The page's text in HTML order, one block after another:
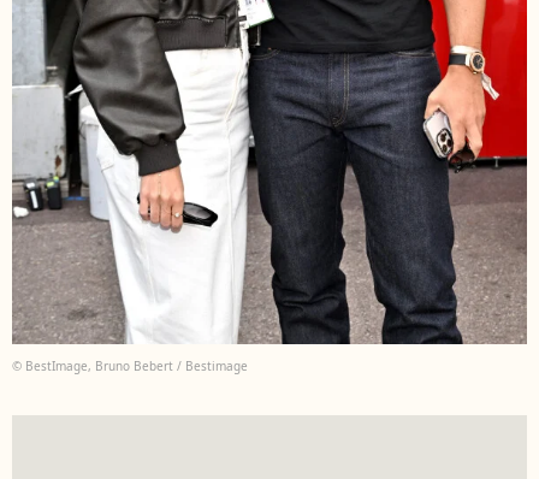
© BestImage, Bruno Bebert / Bestimage